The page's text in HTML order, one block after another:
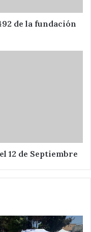
de la fundación
12 de Septiembre